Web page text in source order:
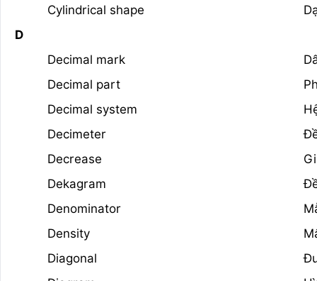
Cylindrical shape
D
Decimal mark
Decimal part
Decimal system
Decimeter
Decrease
Dekagram
Denominator
Density
Diagonal